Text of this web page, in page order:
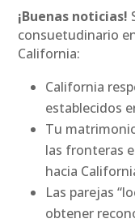
¡Buenas noticias!
consuetudinario
California:
California
establecidos
Tu
las fronteras
hacia
Las parejas
obtener